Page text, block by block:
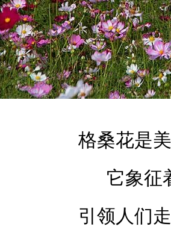
格桑花是
它象征
引领人们